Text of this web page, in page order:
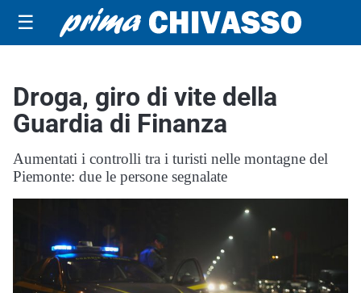
☰
Droga, giro di vite della
Guardia di Finanza
Aumentati i controlli tra i turisti nelle montagne del
Piemonte: due le persone segnalate